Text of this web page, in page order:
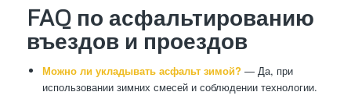
FAQ по асфальтированию
въездов и проездов
Можно ли укладывать асфальт зимой? — Да, при
использовании зимних смесей и соблюдении технологии.